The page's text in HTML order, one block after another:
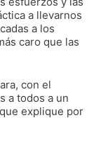
a llevarnos
a los
caro que las
con el
a todos a un
explique por